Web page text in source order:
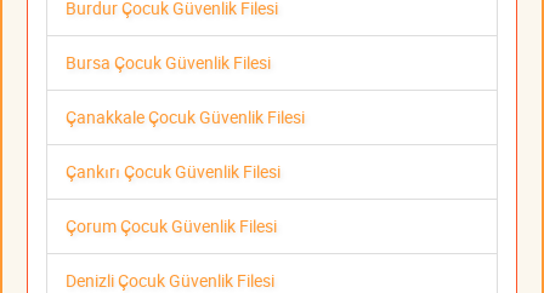
Burdur Çocuk Güvenlik Filesi
Bursa Çocuk Güvenlik Filesi
Çanakkale Çocuk Güvenlik Filesi
Çankırı Çocuk Güvenlik Filesi
Çorum Çocuk Güvenlik Filesi
Denizli Çocuk Güvenlik Filesi